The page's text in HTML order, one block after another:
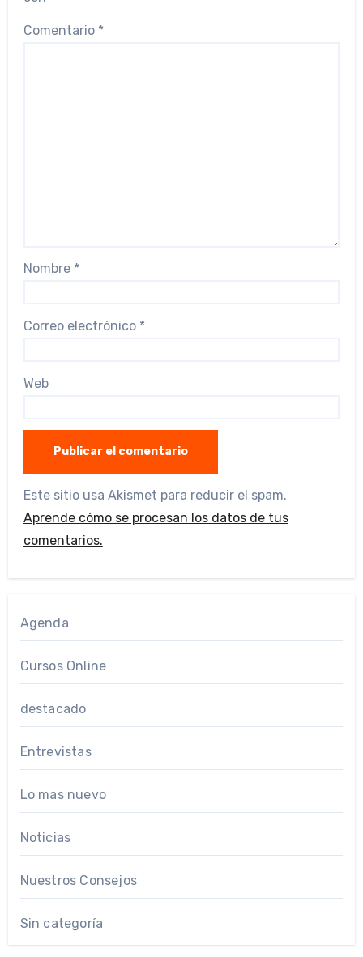
Comentario *
Nombre *
Correo electrónico *
Web
Este sitio usa Akismet para reducir el spam.
Aprende cómo se procesan los datos de tus
comentarios.
Agenda
Cursos Online
destacado
Entrevistas
Lo mas nuevo
Noticias
Nuestros Consejos
Sin categoría